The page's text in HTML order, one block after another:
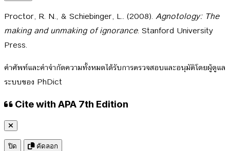
Proctor, R. N., & Schiebinger, L.. (2008). Agnotology: The
making and unmaking of ignorance. Stanford University
Press.
คำศัพท์และคำจำกัดความทั้งหมดได้รับการตรวจสอบและอนุมัติโดยผู้ดูแล
ระบบของ PhDict
Cite with APA 7th Edition
ปิด คัดลอก